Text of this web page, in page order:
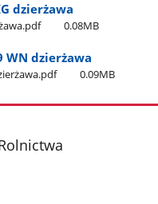
dzierżawa
0.08MB
dzierżawa
0.09MB